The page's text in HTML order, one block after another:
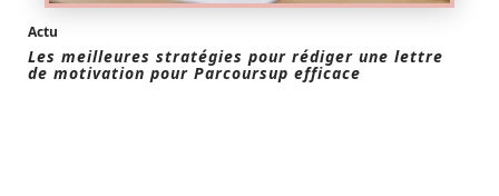
Actu
Les meilleures stratégies pour rédiger une lettre
de motivation pour Parcoursup efficace